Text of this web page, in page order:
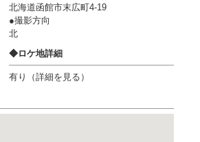
北海道函館市末広町4-19
●撮影方向
北
◆ロケ地詳細
有り（詳細を見る ）